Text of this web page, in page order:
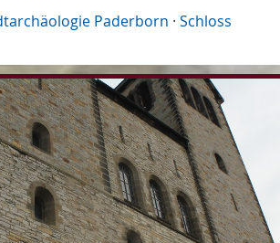
Paderborn · Schloss